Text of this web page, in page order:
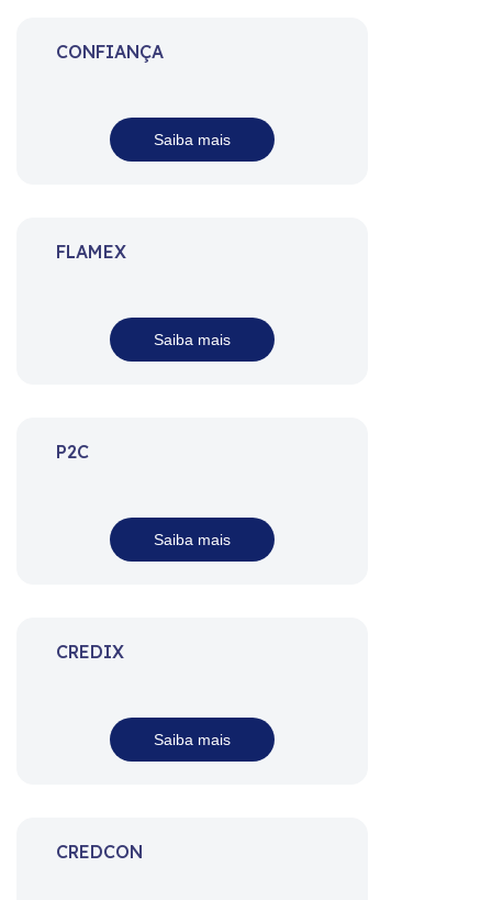
CONFIANÇA
Saiba mais
FLAMEX
Saiba mais
P2C
Saiba mais
CREDIX
Saiba mais
CREDCON